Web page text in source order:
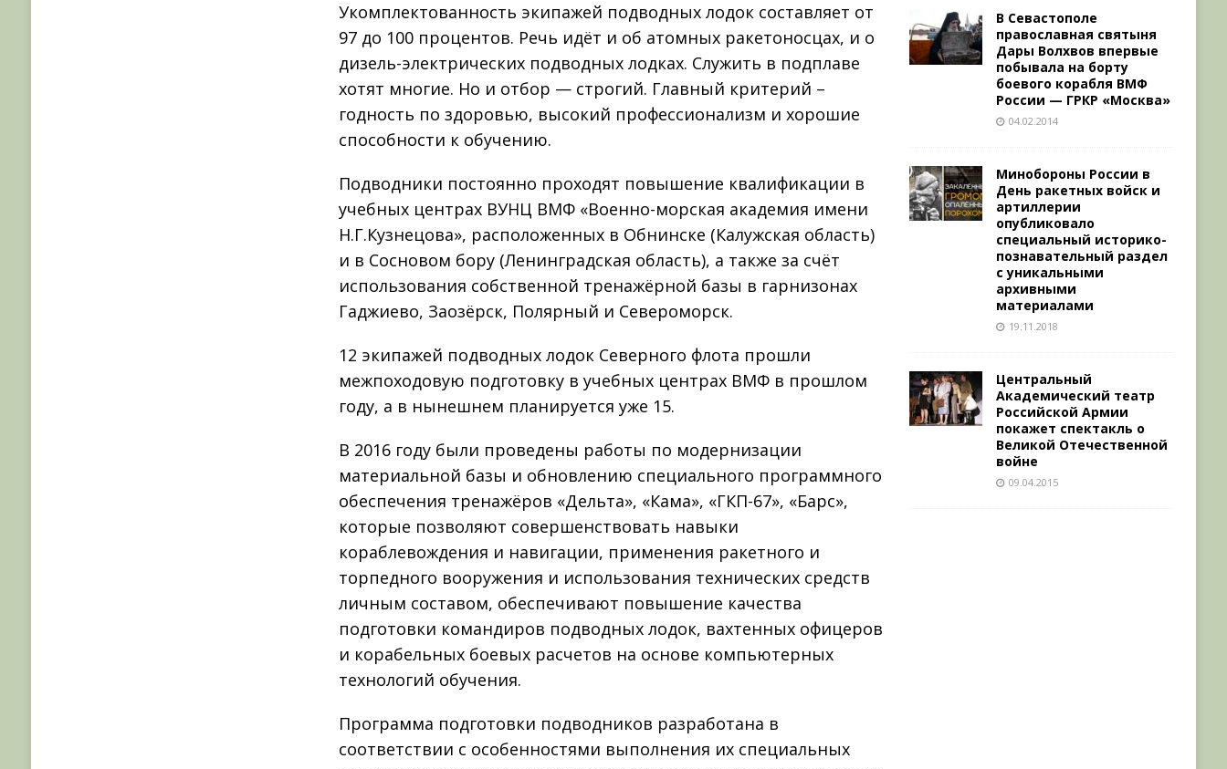
Укомплектованность экипажей подводных лодок составляет от
97 до 100 процентов. Речь идёт и об атомных ракетоносцах, и о
дизель-электрических подводных лодках. Служить в подплаве
хотят многие. Но и отбор — строгий. Главный критерий –
годность по здоровью, высокий профессионализм и хорошие
способности к обучению.
Подводники постоянно проходят повышение квалификации в
учебных центрах ВУНЦ ВМФ «Военно-морская академия имени
Н.Г.Кузнецова», расположенных в Обнинске (Калужская область)
и в Сосновом бору (Ленинградская область), а также за счёт
использования собственной тренажёрной базы в гарнизонах
Гаджиево, Заозёрск, Полярный и Североморск.
12 экипажей подводных лодок Северного флота прошли
межпоходовую подготовку в учебных центрах ВМФ в прошлом
году, а в нынешнем планируется уже 15.
В 2016 году были проведены работы по модернизации
материальной базы и обновлению специального программного
обеспечения тренажёров «Дельта», «Кама», «ГКП-67», «Барс»,
которые позволяют совершенствовать навыки
кораблевождения и навигации, применения ракетного и
торпедного вооружения и использования технических средств
личным составом, обеспечивают повышение качества
подготовки командиров подводных лодок, вахтенных офицеров
и корабельных боевых расчетов на основе компьютерных
технологий обучения.
Программа подготовки подводников разработана в
соответствии с особенностями выполнения их специальных
В Севастополе
православная святыня
Дары Волхвов впервые
побывала на борту
боевого корабля ВМФ
России — ГРКР «Москва»
04.02.2014
Минобороны России в
День ракетных войск и
артиллерии
опубликовало
специальный историко-
познавательный раздел
с уникальными
архивными
материалами
19.11.2018
Центральный
Академический театр
Российской Армии
покажет спектакль о
Великой Отечественной
войне
09.04.2015